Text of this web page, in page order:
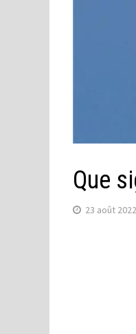
Que
23 août 2022